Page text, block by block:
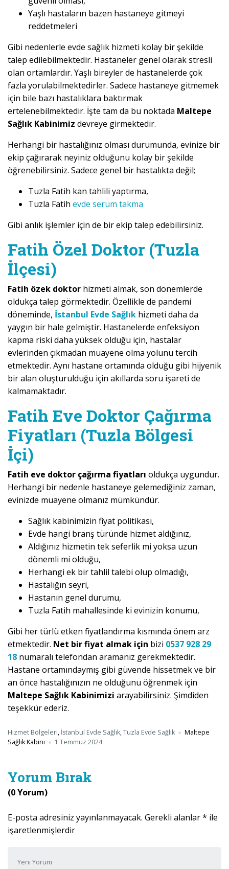
Yaşlı hastaların bazen hastaneye gitmeyi
reddetmeleri
Gibi nedenlerle evde sağlık hizmeti kolay bir şekilde
talep edilebilmektedir. Hastaneler genel olarak stresli
olan ortamlardır. Yaşlı bireyler de hastanelerde çok
fazla yorulabilmektedirler. Sadece hastaneye gitmemek
için bile bazı hastalıklara baktırmak
ertelenebilmektedir. İşte tam da bu noktada Maltepe
Sağlık Kabinimiz devreye girmektedir.
Herhangi bir hastalığınız olması durumunda, evinize bir
ekip çağırarak neyiniz olduğunu kolay bir şekilde
öğrenebilirsiniz. Sadece genel bir hastalıkta değil;
Tuzla Fatih kan tahlili yaptırma,
Tuzla Fatih evde serum takma
Gibi anlık işlemler için de bir ekip talep edebilirsiniz.
Fatih Özel Doktor (Tuzla
İlçesi)
Fatih özek doktor hizmeti almak, son dönemlerde
oldukça talep görmektedir. Özellikle de pandemi
döneminde, İstanbul Evde Sağlık hizmeti daha da
yaygın bir hale gelmiştir. Hastanelerde enfeksiyon
kapma riski daha yüksek olduğu için, hastalar
evlerinden çıkmadan muayene olma yolunu tercih
etmektedir. Aynı hastane ortamında olduğu gibi hijyenik
bir alan oluşturulduğu için akıllarda soru işareti de
kalmamaktadır.
Fatih Eve Doktor Çağırma
Fiyatları (Tuzla Bölgesi
İçi)
Fatih eve doktor çağırma fiyatları oldukça uygundur.
Herhangi bir nedenle hastaneye gelemediğiniz zaman,
evinizde muayene olmanız mümkündür.
Sağlık kabinimizin fiyat politikası,
Evde hangi branş türünde hizmet aldığınız,
Aldığınız hizmetin tek seferlik mi yoksa uzun
dönemli mi olduğu,
Herhangi ek bir tahlil talebi olup olmadığı,
Hastalığın seyri,
Hastanın genel durumu,
Tuzla Fatih mahallesinde ki evinizin konumu,
Gibi her türlü etken fiyatlandırma kısmında önem arz
etmektedir. Net bir fiyat almak için bizi 0537 928 29
18 numaralı telefondan aramanız gerekmektedir.
Hastane ortamındaymış gibi güvende hissetmek ve bir
an önce hastalığınızın ne olduğunu öğrenmek için
Maltepe Sağlık Kabinimizi arayabilirsiniz. Şimdiden
teşekkür ederiz.
Hizmet Bölgeleri, İstanbul Evde Sağlık,Tuzla Evde Sağlık
Maltepe
Sağlık Kabini
1 Temmuz 2024
Yorum Bırak
(0 Yorum)
E-posta adresiniz yayınlanmayacak. Gerekli alanlar* ile
işaretlenmişlerdir